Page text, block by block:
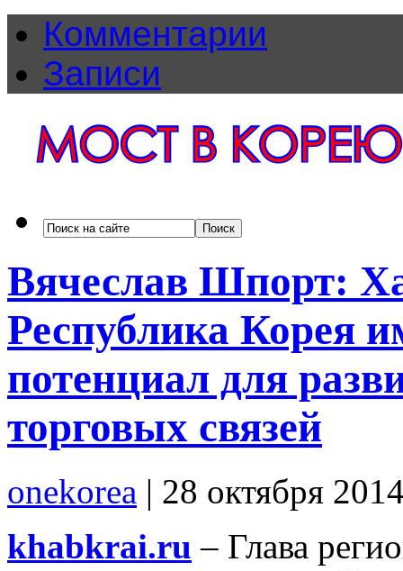
Комментарии
Записи
Вячеслав Шпорт:
Республика Корея
потенциал для
торговых связей
onekorea | 28 октября
khabkrai.ru – Глава